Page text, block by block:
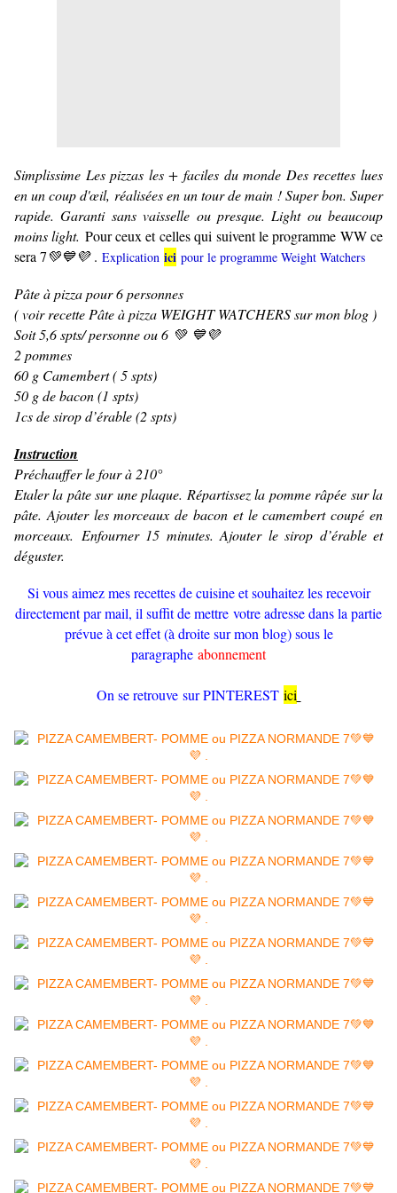
Simplissime Les pizzas les + faciles du monde Des recettes lues
en un coup d'œil, réalisées en un tour de main ! Super bon. Super
rapide. Garanti sans vaisselle ou presque. Light ou beaucoup
moins light. Pour ceux et celles qui suivent le programme WW ce
sera 7💚💙💜. Explication ici pour le programme Weight Watchers
Pâte à pizza pour 6 personnes
( voir recette Pâte à pizza WEIGHT WATCHERSsur mon blog )
Soit 5,6 spts/ personne ou 6 💚 💙💜
2 pommes
60 g Camembert ( 5 spts)
50 g de bacon (1 spts)
1cs de sirop d’érable (2 spts)
Instruction
Préchauffer le four à 210°
Etaler la pâte sur une plaque. Répartissez la pomme râpée sur la
pâte. Ajouter les morceaux de bacon et le camembert coupé en
morceaux. Enfourner 15 minutes. Ajouter le sirop d’érable et
déguster.
Si vous aimez mes recettes de cuisine et souhaitez les recevoir
directement par mail, il suffit de mettre votre adresse dans la partie
prévue à cet effet (à droite sur mon blog) sous le
paragraphe abonnement
On se retrouve sur PINTEREST ici